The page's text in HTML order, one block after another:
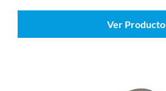
Ver Producto